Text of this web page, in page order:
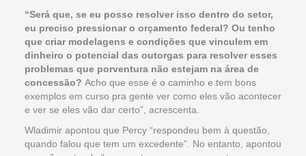
“Será que, se eu posso resolver isso dentro do setor,
eu preciso pressionar o orçamento federal? Ou tenho
que criar modelagens e condições que vinculem em
dinheiro o potencial das outorgas para resolver esses
problemas que porventura não estejam na área de
concessão? Acho que esse é o caminho e tem bons
exemplos em curso pra gente ver como eles vão acontecer
e ver se eles vão dar certo”, acrescenta.
Wladimir apontou que Percy “respondeu bem à questão,
quando falou que tem um excedente”. No entanto, apontou